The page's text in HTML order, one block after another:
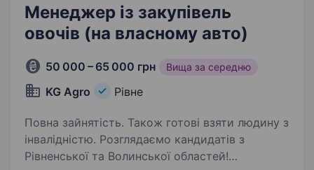
Менеджер із закупівель
овочів (на власному авто)
50 000 – 65 000 грн Вища за середню
KG Agro Рівне
Повна зайнятість. Також готові взяти людину з
інвалідністю. Розглядаємо кандидатів з
Рівненської та Волинської областей!